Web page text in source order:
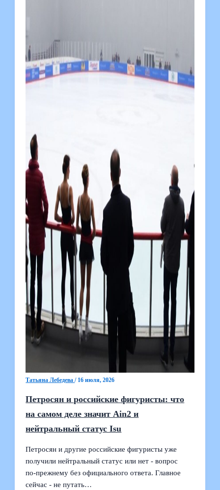
Татьяна Лебедева/ 16 июля, 2026
Петросян и российские фигуристы: что
на самом деле значит Ain2 и
нейтральный статус Isu
Петросян и другие российские фигуристы уже
получили нейтральный статус или нет - вопрос
по‑прежнему без официального ответа. Главное
сейчас - не путать…